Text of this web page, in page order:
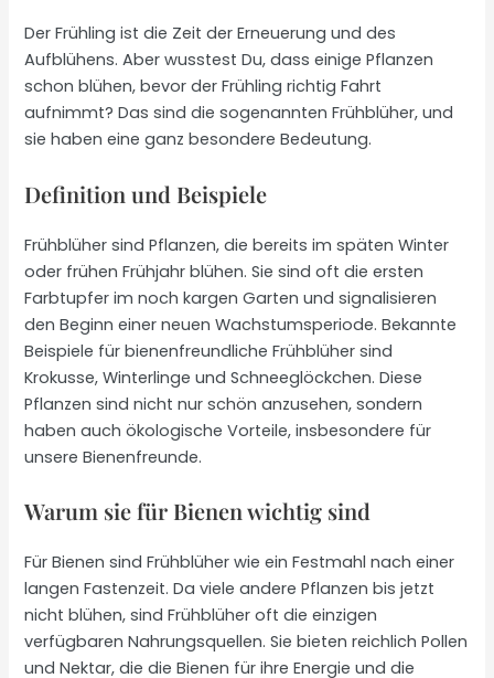
Der Frühling ist die Zeit der Erneuerung und des
Aufblühens. Aber wusstest Du, dass einige Pflanzen
schon blühen, bevor der Frühling richtig Fahrt
aufnimmt? Das sind die sogenannten Frühblüher, und
sie haben eine ganz besondere Bedeutung.
Definition und Beispiele
Frühblüher sind Pflanzen, die bereits im späten Winter
oder frühen Frühjahr blühen. Sie sind oft die ersten
Farbtupfer im noch kargen Garten und signalisieren
den Beginn einer neuen Wachstumsperiode. Bekannte
Beispiele für bienenfreundliche Frühblüher sind
Krokusse, Winterlinge und Schneeglöckchen. Diese
Pflanzen sind nicht nur schön anzusehen, sondern
haben auch ökologische Vorteile, insbesondere für
unsere Bienenfreunde.
Warum sie für Bienen wichtig sind
Für Bienen sind Frühblüher wie ein Festmahl nach einer
langen Fastenzeit. Da viele andere Pflanzen bis jetzt
nicht blühen, sind Frühblüher oft die einzigen
verfügbaren Nahrungsquellen. Sie bieten reichlich Pollen
und Nektar, die die Bienen für ihre Energie und die